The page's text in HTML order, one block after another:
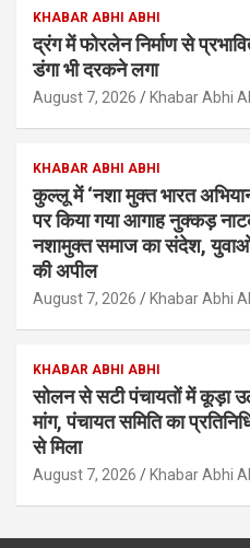
KHABAR ABHI ABHI
द्रंग में फोरलेन निर्माण से
डंगा भी दरकने लगा
August 7, 2026 Khabar Abhi
KHABAR ABHI ABHI
कुल्लू में ‘नशा मुक्त भारत
पर किया गया आगाह नुक्कड़
नशामुक्त समाज का संदेश,
की अपील
August 7, 2026 Khabar Abhi
KHABAR ABHI ABHI
सोलन से सटी पंचायतों में कूड़ा
मांग, पंचायत समिति का
से मिला
August 7, 2026 Khabar Abhi